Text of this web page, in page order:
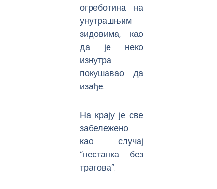
огреботина на
унутрашњим
зидовима, као
да је неко
изнутра
покушавао да
изађе.
На крају је све
забележено
као случај
“нестанка без
трагова”.